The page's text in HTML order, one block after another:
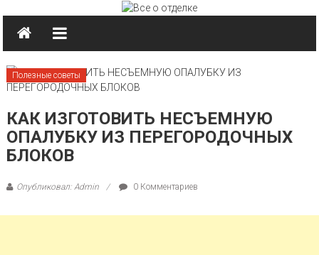
Полезные советы
КАК ИЗГОТОВИТЬ НЕСЪЕМНУЮ
ОПАЛУБКУ ИЗ ПЕРЕГОРОДОЧНЫХ
БЛОКОВ
Опубликовал: Admin 0 Комментариев